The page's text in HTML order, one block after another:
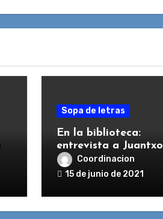
Sopa de letras
En la biblioteca:
entrevista a Juantxo
Escudero
Coordinacion
15 de junio de 2021